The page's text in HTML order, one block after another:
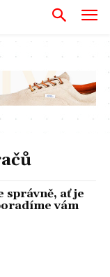
správně, ať je
vám